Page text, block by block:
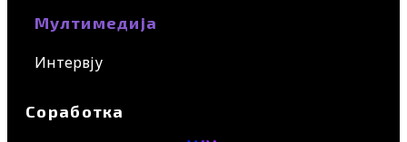
Мултимедија
Интервју
Соработка